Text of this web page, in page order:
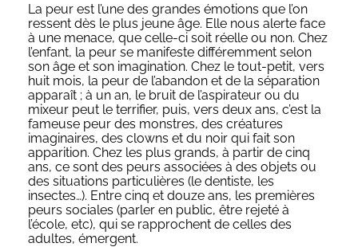
La peur est l’une des grandes émotions que l’on
ressent dès le plus jeune âge. Elle nous alerte face
à une menace, que celle-ci soit réelle ou non. Chez
l’enfant, la peur se manifeste différemment selon
son âge et son imagination. Chez le tout-petit, vers
huit mois, la peur de l’abandon et de la séparation
apparaît ; à un an, le bruit de l’aspirateur ou du
mixeur peut le terrifier, puis, vers deux ans, c’est la
fameuse peur des monstres, des créatures
imaginaires, des clowns et du noir qui fait son
apparition. Chez les plus grands, à partir de cinq
ans, ce sont des peurs associées à des objets ou
des situations particulières (le dentiste, les
insectes…). Entre cinq et douze ans, les premières
peurs sociales (parler en public, être rejeté à
l’école, etc), qui se rapprochent de celles des
adultes, émergent.